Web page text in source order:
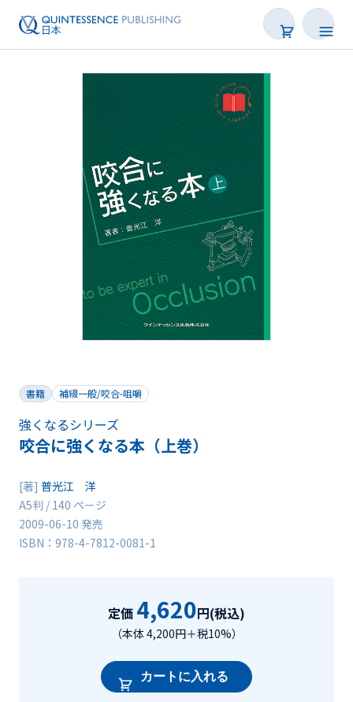
書籍
雑誌
映像
電子BOOK
著者一覧
書籍 補綴一般/咬合-咀嚼
強くなるシリーズ
咬合に強くなる本（上巻）
[著] 普光江 洋
A5判 / 140 ページ
2009-06-10 発売
ISBN：978-4-7812-0081-1
定価 4,620円(税込)
（本体 4,200円＋税10%）
カートに入れる